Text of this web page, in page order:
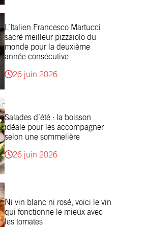
L’Italien Francesco Martucci
sacré meilleur pizzaiolo du
monde pour la deuxième
année consécutive
26 juin 2026
Salades d’été : la boisson
idéale pour les accompagner
selon une sommelière
26 juin 2026
Ni vin blanc ni rosé, voici le vin
qui fonctionne le mieux avec
les tomates